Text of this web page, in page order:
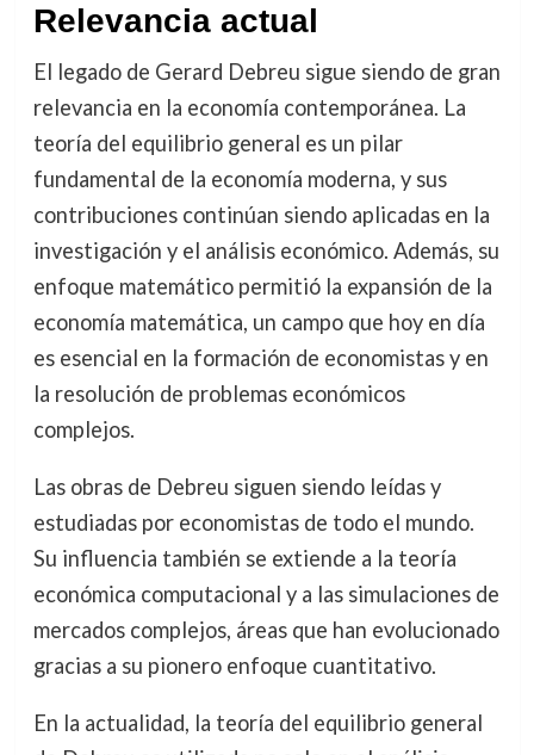
Relevancia actual
El legado de Gerard Debreu sigue siendo de gran
relevancia en la economía contemporánea. La
teoría del equilibrio general es un pilar
fundamental de la economía moderna, y sus
contribuciones continúan siendo aplicadas en la
investigación y el análisis económico. Además, su
enfoque matemático permitió la expansión de la
economía matemática, un campo que hoy en día
es esencial en la formación de economistas y en
la resolución de problemas económicos
complejos.
Las obras de Debreu siguen siendo leídas y
estudiadas por economistas de todo el mundo.
Su influencia también se extiende a la teoría
económica computacional y a las simulaciones de
mercados complejos, áreas que han evolucionado
gracias a su pionero enfoque cuantitativo.
En la actualidad, la teoría del equilibrio general